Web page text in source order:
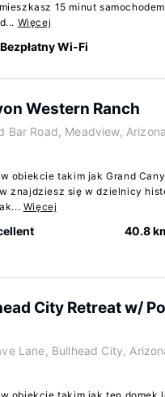
15 minut
Więcej
Bezpłatny Wi-Fi
Western Ranch
Bar Road, Meadview,
obiekcie takim jak Grand
znajdziesz się w dzielnicy
Więcej
40.8
City Retreat w/
Lane, Bullhead City,